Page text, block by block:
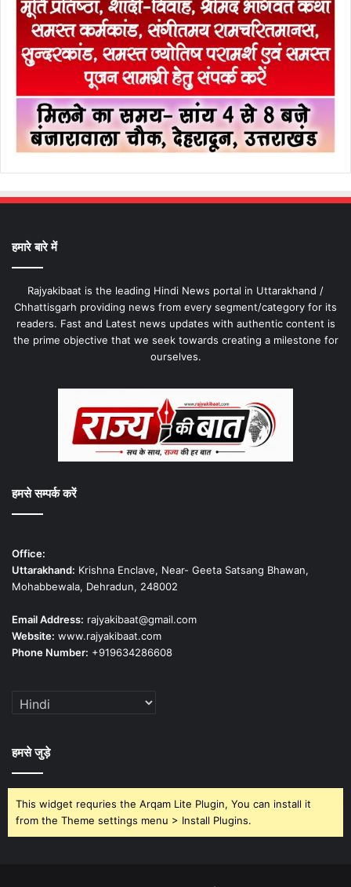
हमारे बारे में
Rajyakibaat is the leading Hindi News portal in Uttarakhand /
Chhattisgarh providing news from every segment/category for its
readers. Fast and Latest news updates with authentic content is
the prime objective that we seek towards creating a milestone for
ourselves.
हमसे सम्पर्क करें
Office:
Uttarakhand: Krishna Enclave, Near- Geeta Satsang Bhawan,
Mohabbewala, Dehradun, 248002
Email Address: rajyakibaat@gmail.com
Website: www.rajyakibaat.com
Phone Number: +919634286608
हमसे जुड़े
This widget requries the Arqam Lite Plugin, You can install it
from the Theme settings menu > Install Plugins.